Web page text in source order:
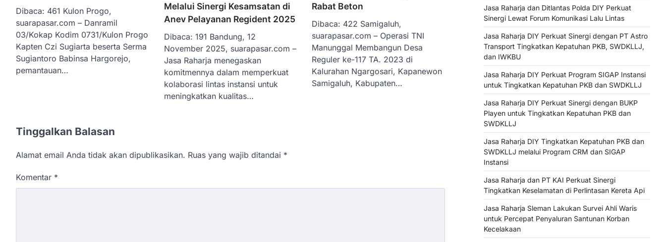
Dibaca: 461 Kulon Progo,
suarapasar.com – Danramil
03/Kokap Kodim 0731/Kulon Progo
Kapten Czi Sugiarta beserta Serma
Sugiantoro Babinsa Hargorejo,
pemantauan…
Melalui Sinergi Kesamsatan di
Anev Pelayanan Regident 2025
Dibaca: 191 Bandung, 12
November 2025, suarapasar.com –
Jasa Raharja menegaskan
komitmennya dalam memperkuat
kolaborasi lintas instansi untuk
meningkatkan kualitas…
Rabat Beton
Dibaca: 422 Samigaluh,
suarapasar.com – Operasi TNI
Manunggal Membangun Desa
Reguler ke-117 TA. 2023 di
Kalurahan Ngargosari, Kapanewon
Samigaluh, Kabupaten…
Tinggalkan Balasan
Alamat email Anda tidak akan dipublikasikan. Ruas yang wajib ditandai *
Komentar *
Jasa Raharja dan Ditlantas Polda DIY Perkuat
Sinergi Lewat Forum Komunikasi Lalu Lintas
Jasa Raharja DIY Perkuat Sinergi dengan PT Astro
Transport Tingkatkan Kepatuhan PKB, SWDKLLJ,
dan IWKBU
Jasa Raharja DIY Perkuat Program SIGAP Instansi
untuk Tingkatkan Kepatuhan PKB dan SWDKLLJ
Jasa Raharja DIY Perkuat Sinergi dengan BUKP
Playen untuk Tingkatkan Kepatuhan PKB dan
SWDKLLJ
Jasa Raharja DIY Tingkatkan Kepatuhan PKB dan
SWDKLLJ melalui Program CRM dan SIGAP
Instansi
Jasa Raharja dan PT KAI Perkuat Sinergi
Tingkatkan Keselamatan di Perlintasan Kereta Api
Jasa Raharja Sleman Lakukan Survei Ahli Waris
untuk Percepat Penyaluran Santunan Korban
Kecelakaan